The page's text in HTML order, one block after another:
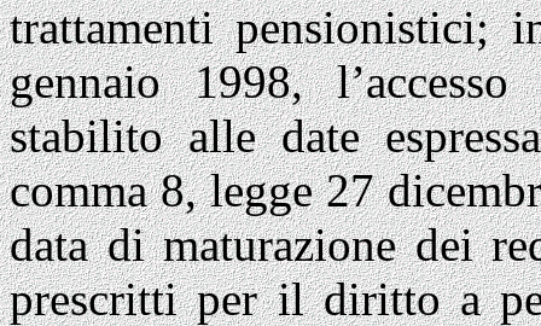
trattamenti pensionistici;
gennaio 1998,
stabilito alle date
comma 8, legge 27
data di maturazione dei
prescritti per il diritto a